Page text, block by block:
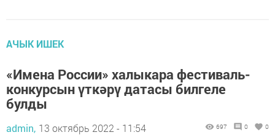
АЧЫК ИШЕК
«Имена России» халыкара фестиваль-
конкурсын үткәрү датасы билгеле
булды
admin, 13 октябрь 2022 - 11:54 697 0 0